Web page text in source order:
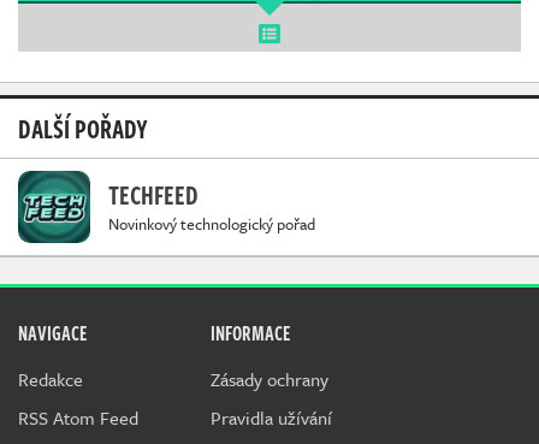
DALŠÍ POŘADY
TECHFEED
Novinkový technologický pořad
NAVIGACE
Redakce
RSS Atom Feed
INFORMACE
Zásady ochrany
Pravidla užívání